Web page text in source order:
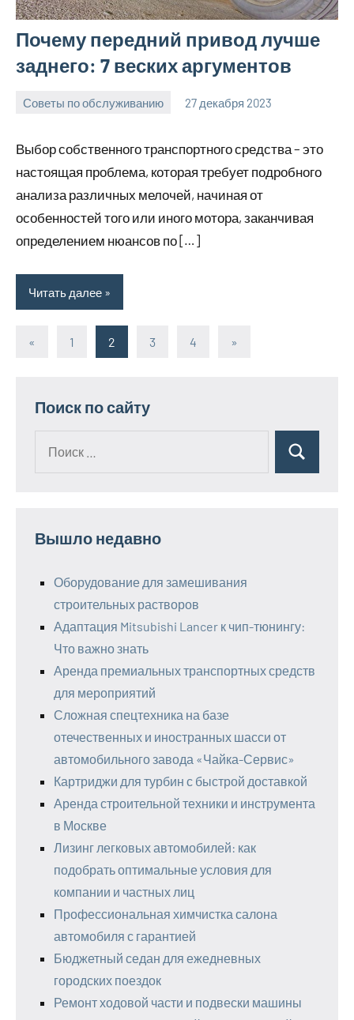
Почему передний привод лучше
заднего: 7 веских аргументов
Советы по обслуживанию 27 декабря 2023
Выбор собственного транспортного средства – это
настоящая проблема, которая требует подробного
анализа различных мелочей, начиная от
особенностей того или иного мотора, заканчивая
определением нюансов по […]
Читать далее
Пагинация
«
Предыдущие
1 2 3 4
Следующие
»
Поиск по сайту
Поиск
Вышло недавно
Оборудование для замешивания
строительных растворов
Адаптация Mitsubishi Lancer к чип-тюнингу:
Что важно знать
Аренда премиальных транспортных средств
для мероприятий
Сложная спецтехника на базе
отечественных и иностранных шасси от
автомобильного завода «Чайка-Сервис»
Картриджи для турбин с быстрой доставкой
Аренда строительной техники и инструмента
в Москве
Лизинг легковых автомобилей: как
подобрать оптимальные условия для
компании и частных лиц
Профессиональная химчистка салона
автомобиля с гарантией
Бюджетный седан для ежедневных
городских поездок
Ремонт ходовой части и подвески машины